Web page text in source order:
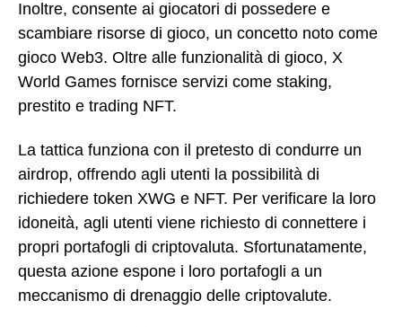
Inoltre, consente ai giocatori di possedere e
scambiare risorse di gioco, un concetto noto come
gioco Web3. Oltre alle funzionalità di gioco, X
World Games fornisce servizi come staking,
prestito e trading NFT.
La tattica funziona con il pretesto di condurre un
airdrop, offrendo agli utenti la possibilità di
richiedere token XWG e NFT. Per verificare la loro
idoneità, agli utenti viene richiesto di connettere i
propri portafogli di criptovaluta. Sfortunatamente,
questa azione espone i loro portafogli a un
meccanismo di drenaggio delle criptovalute.